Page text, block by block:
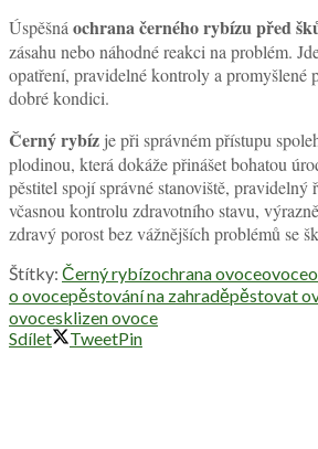
Úspěšná ochrana černého rybízu před
zásahu nebo náhodné reakci na problém.
opatření, pravidelné kontroly a promyšlené
dobré kondici.
Černý rybíz je při správném přístupu
plodinou, která dokáže přinášet bohatou
pěstitel spojí správné stanoviště,
včasnou kontrolu zdravotního stavu,
zdravý porost bez vážnějších problémů se
Štítky: Černý rybízochrana ovoceovoce
o ovocepěstování na zahraděpěstovat
ovocesklizen ovoce
Sdílet
TweetPin